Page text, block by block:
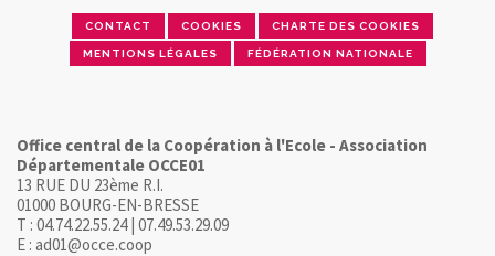
CONTACT COOKIES CHARTE DES COOKIES
MENTIONS LÉGALES FÉDÉRATION NATIONALE
Office central de la Coopération à l'Ecole - Association
Départementale OCCE01
13 RUE DU 23ème R.I.
01000 BOURG-EN-BRESSE
T : 04.74.22.55.24 | 07.49.53.29.09
E : ad01@occe.coop